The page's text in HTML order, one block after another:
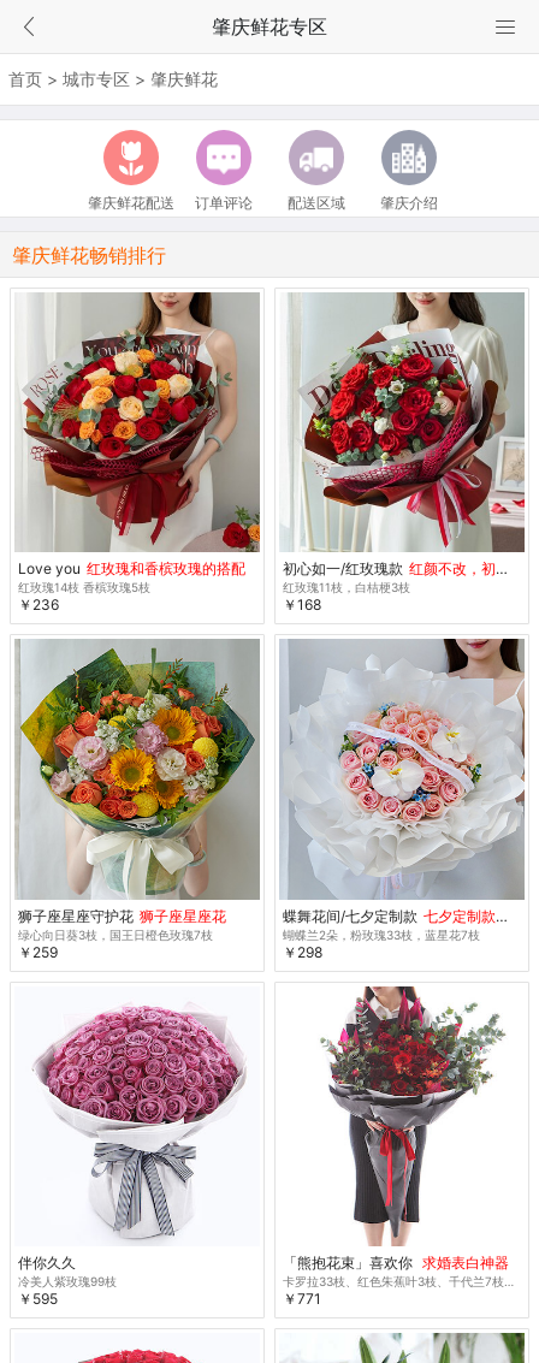
肇庆鲜花专区
首页 > 城市专区 > 肇庆鲜花
肇庆鲜花配送 订单评论 配送区域 肇庆介绍
肇庆鲜花畅销排行
Love you 红玫瑰和香槟玫瑰的搭配
红玫瑰14枝 香槟玫瑰5枝
￥236
初心如一/红玫瑰款 红颜不改，初心未央
红玫瑰11枝，白桔梗3枝
￥168
狮子座星座守护花 狮子座星座花
绿心向日葵3枝，国王日橙色玫瑰7枝
￥259
蝶舞花间/七夕定制款 七夕定制款鲜花 特惠
蝴蝶兰2朵，粉玫瑰33枝，蓝星花7枝
￥298
伴你久久
冷美人紫玫瑰99枝
￥595
「熊抱花束」喜欢你 求婚表白神器
￥771